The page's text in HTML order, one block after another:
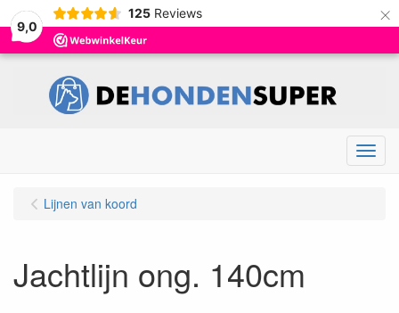
9,0
125 Reviews ×
Menu
Lijnen van koord
Jachtlijn ong. 140cm